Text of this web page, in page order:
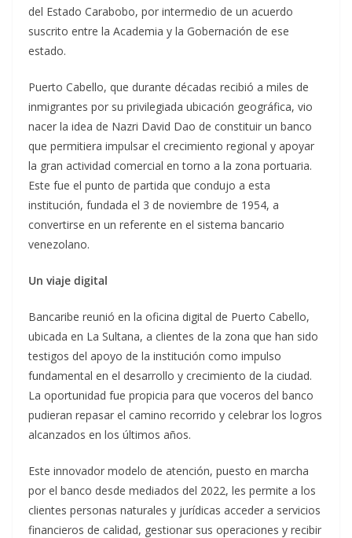
del Estado Carabobo, por intermedio de un acuerdo
suscrito entre la Academia y la Gobernación de ese
estado.
Puerto Cabello, que durante décadas recibió a miles de
inmigrantes por su privilegiada ubicación geográfica, vio
nacer la idea de Nazri David Dao de constituir un banco
que permitiera impulsar el crecimiento regional y apoyar
la gran actividad comercial en torno a la zona portuaria.
Este fue el punto de partida que condujo a esta
institución, fundada el 3 de noviembre de 1954, a
convertirse en un referente en el sistema bancario
venezolano.
Un viaje digital
Bancaribe reunió en la oficina digital de Puerto Cabello,
ubicada en La Sultana, a clientes de la zona que han sido
testigos del apoyo de la institución como impulso
fundamental en el desarrollo y crecimiento de la ciudad.
La oportunidad fue propicia para que voceros del banco
pudieran repasar el camino recorrido y celebrar los logros
alcanzados en los últimos años.
Este innovador modelo de atención, puesto en marcha
por el banco desde mediados del 2022, les permite a los
clientes personas naturales y jurídicas acceder a servicios
financieros de calidad, gestionar sus operaciones y recibir